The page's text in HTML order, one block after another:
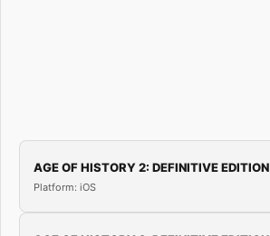
AGE OF HISTORY 2: DEFINITIVE EDITION
Platform: iOS